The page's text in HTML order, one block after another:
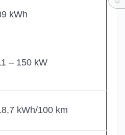
kWh
– 150 kW
kWh/100 km